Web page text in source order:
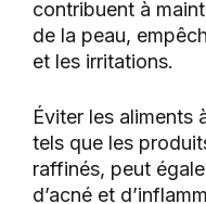
contribuent à
de la peau,
et les irritations.
Éviter les aliments
tels que les
raffinés, peut
d’acné et